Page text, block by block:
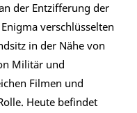
der Entzifferung der
verschlüsselten
in der Nähe von
Militär und
Filmen und
Heute befindet